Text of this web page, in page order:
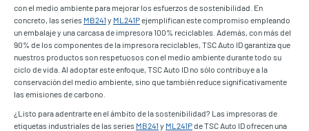
con el medio ambiente para mejorar los esfuerzos de sostenibilidad. En
concreto, las series MB241 y ML241Pejemplifican este compromiso empleando
un embalaje y una carcasa de impresora 100% reciclables. Además, con más del
90% de los componentes de la impresora reciclables, TSC Auto ID garantiza que
nuestros productos son respetuosos con el medio ambiente durante todo su
ciclo de vida. Al adoptar este enfoque, TSC Auto ID no sólo contribuye a la
conservación del medio ambiente, sino que también reduce significativamente
las emisiones de carbono.
¿Listo para adentrarte en el ámbito de la sostenibilidad? Las impresoras de
etiquetas industriales de las series MB241 y ML241Pde TSC Auto ID ofrecen una